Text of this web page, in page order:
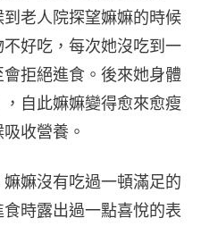
老人院探望嫲嫲的時候
好吃，每次她沒吃到一
拒絕進食。後來她身體
自此嫲嫲變得愈來愈瘦
收營養。
嫲沒有吃過一頓滿足的
時露出過一點喜悅的表